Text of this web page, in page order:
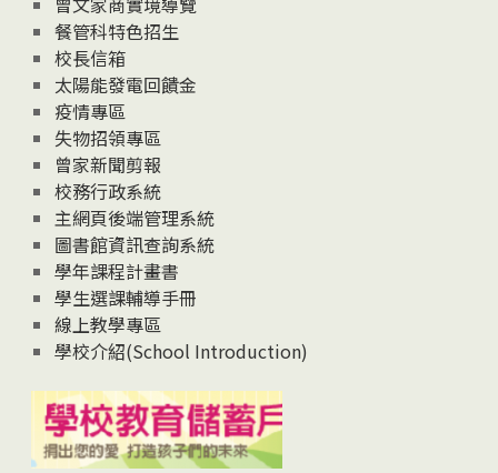
News餐管科特色招生
校長信箱
太陽能發電回饋金
疫情專區
失物招領專區
曾家新聞剪報
校務行政系統
主網頁後端管理系統
圖書館資訊查詢系統
學年課程計畫書
學生選課輔導手冊
線上教學專區
學校介紹(School Introduction)